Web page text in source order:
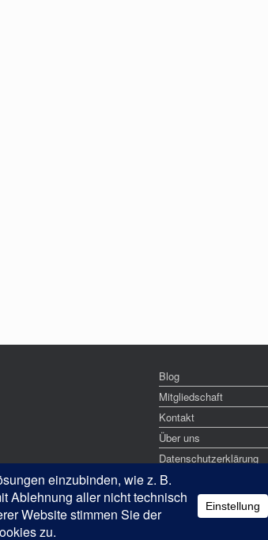
Blog
Mitgliedschaft
Kontakt
Über uns
Datenschutzerklärung
Impressum
Ein Theme vonSiteOrigin